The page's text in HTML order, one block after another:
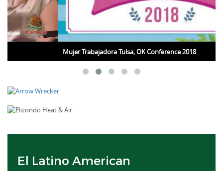
Mujer Trabajadora Tulsa, OK Conference 2018
El Latino American